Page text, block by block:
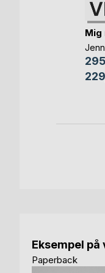
Mig
Eksempel
Paperback